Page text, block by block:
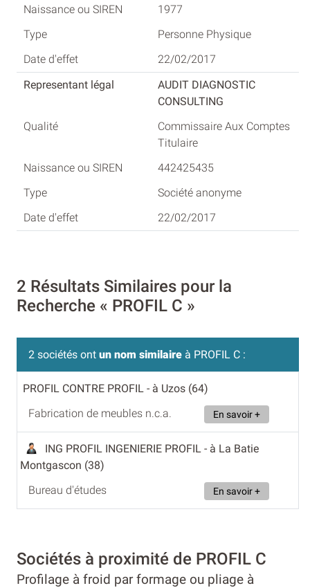
1977
Personne Physique
22/02/2017
AUDIT DIAGNOSTIC
CONSULTING
Commissaire Aux Comptes
Titulaire
442425435
Société anonyme
22/02/2017
2 Résultats Similaires pour la
Recherche « PROFIL C »
2 sociétés ont un nom similaire à PROFIL C :
PROFIL CONTRE PROFIL - à Uzos (64)
Fabrication de meubles n.c.a.
En savoir +
ING PROFIL INGENIERIE PROFIL - à La Batie
Montgascon (38)
Bureau d'études
En savoir +
Sociétés à proximité de PROFIL C
Profilage à froid par formage ou pliage à